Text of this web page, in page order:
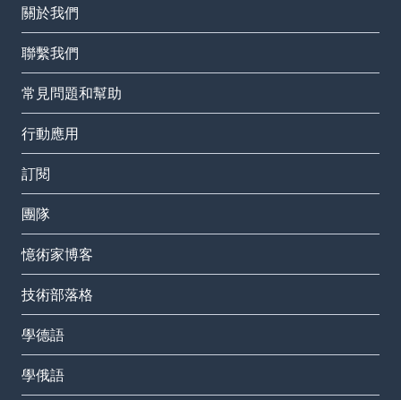
關於我們
聯繫我們
常見問題和幫助
行動應用
訂閱
團隊
憶術家博客
技術部落格
學德語
學俄語